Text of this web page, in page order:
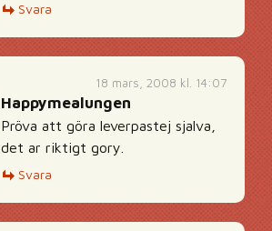
Svara
18 mars, 2008 kl. 14:07
Happymealungen
Pröva att göra leverpastej sjalva,
det ar riktigt gory.
Svara